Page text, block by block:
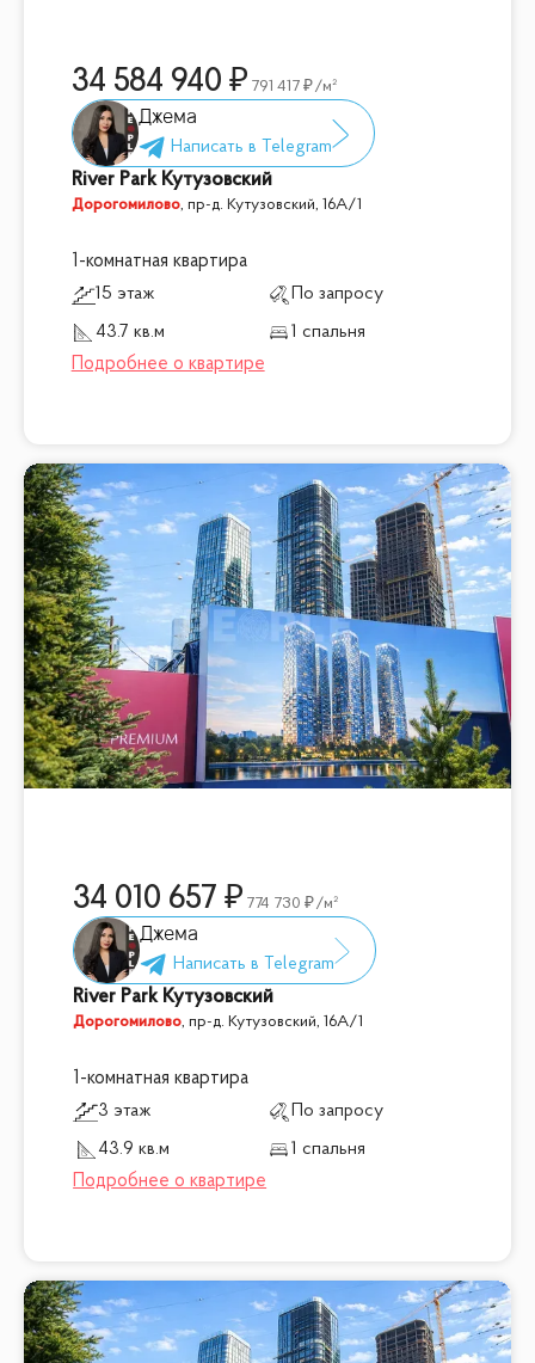
34 584 940 791 417 /м²
Джема
River Park Кутузовский
Дорогомилово, пр-д. Кутузовский, 16А/1
1-комнатная квартира
15 этаж
По запросу
43.7 кв.м
1 спальня
34 010 657 774 730 /м²
Джема
River Park Кутузовский
Дорогомилово,пр-д. Кутузовский, 16А/1
1-комнатная квартира
3 этаж
По запросу
43.9 кв.м
1 спальня